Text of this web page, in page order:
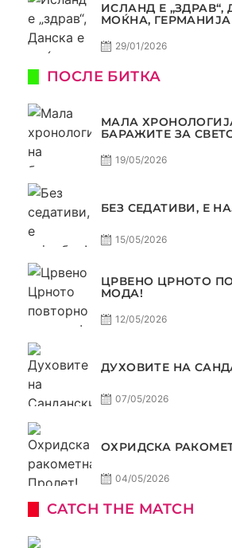
ИСЛАНД Е „ЗДРАВ“,
МОЌНА,
29/01/2026
ПОСЛЕ БИТКА
МАЛА
БАРАЖИТЕ ЗА
19/05/2026
БЕЗ СЕДАТИВИ, Е
15/05/2026
ЦРВЕНО ЦРНОТО
МОДА!
12/05/2026
ДУХОВИТЕ НА
07/05/2026
ОХРИДСКА
04/05/2026
CATCH THE MATCH